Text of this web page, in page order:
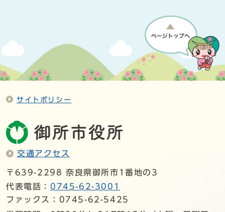
サイトポリシー
交通アクセス
〒639-2298 奈良県御所市1番地の3
代表電話： 0745-62-3001
ファックス：0745-62-5425